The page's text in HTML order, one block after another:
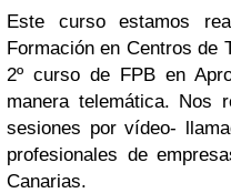
Este curso estamos
Formación en Centros de
2º curso de FPB en
manera telemática. Nos
sesiones por vídeo-
profesionales de
Canarias.